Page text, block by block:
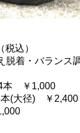
込）
脱着・バラン
本 ￥1,000
(大径) ￥2,400